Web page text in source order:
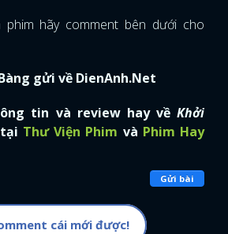
hãy comment bên dưới cho
gửi về DienAnh.Net
tin và review hay vềKhởi
tại Thư Viện Phim và Phim Hay
Gửi bài
cái mới được!